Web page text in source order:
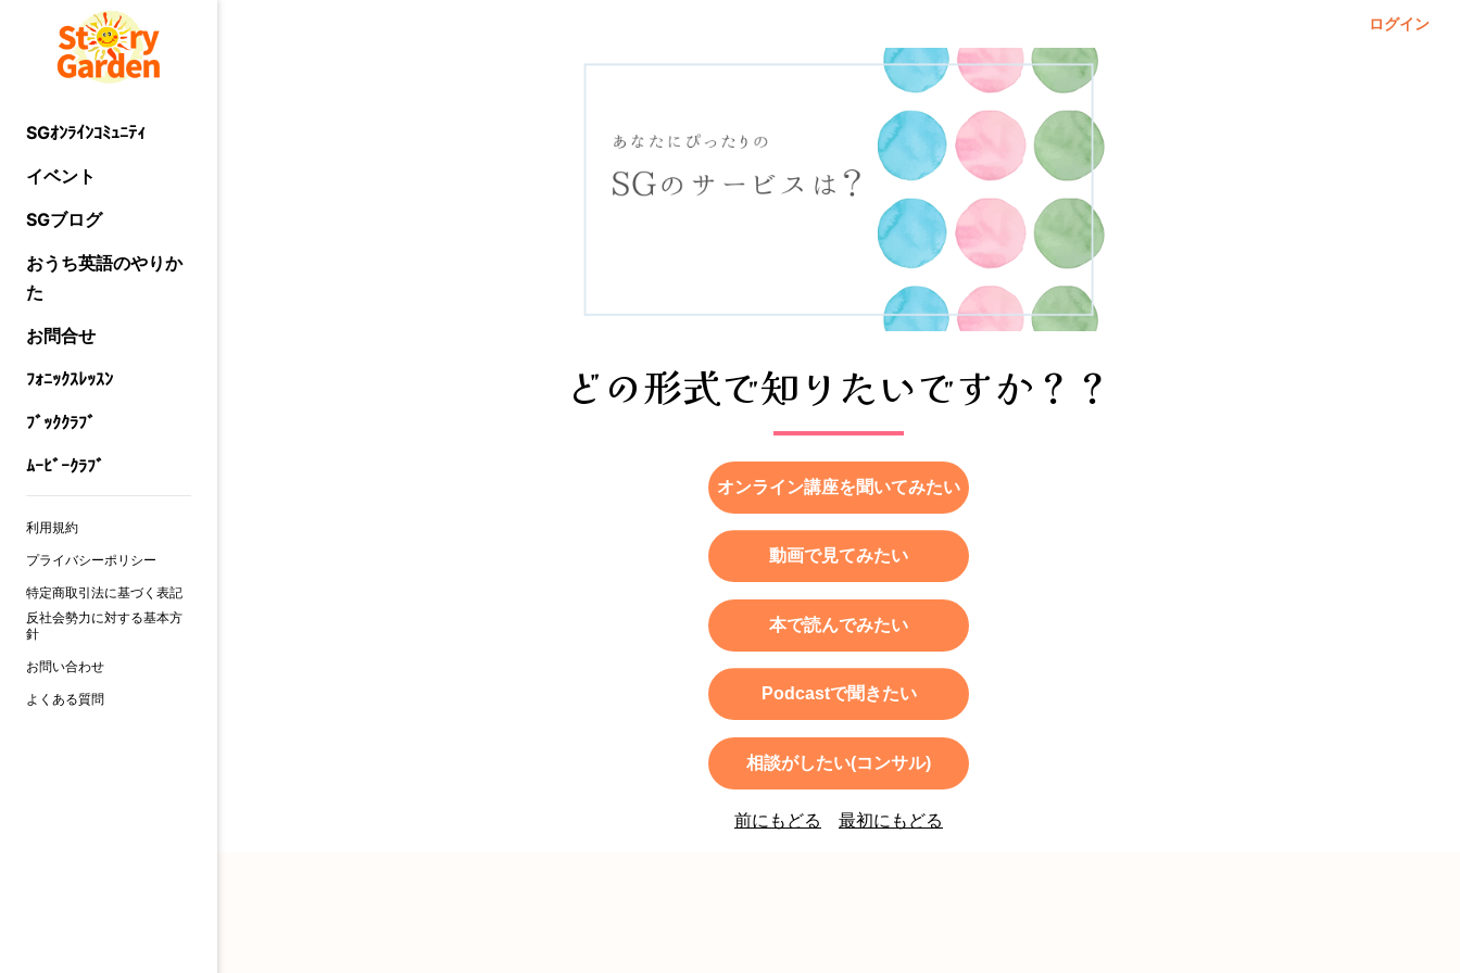
ログイン
SGｵﾝﾗｲﾝｺﾐｭﾆﾃｨ
イベント
SGブログ
おうち英語のやりか
た
お問合せ
ﾌｫﾆｯｸｽﾚｯｽﾝ
ﾌﾞｯｸｸﾗﾌﾞ
ﾑｰﾋﾞｰｸﾗﾌﾞ
利用規約
プライバシーポリシー
特定商取引法に基づく表記
反社会勢力に対する基本方
針
お問い合わせ
よくある質問
どの形式で知りたいですか？？
オンライン講座を聞いてみたい
動画で見てみたい
本で読んでみたい
Podcastで聞きたい
相談がしたい(コンサル)
前にもどる 最初にもどる